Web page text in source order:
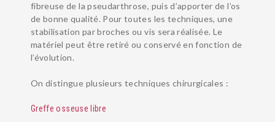
fibreuse de la pseudarthrose, puis d’apporter de l’os
de bonne qualité. Pour toutes les techniques, une
stabilisation par broches ou vis sera réalisée. Le
matériel peut être retiré ou conservé en fonction de
l’évolution.
On distingue plusieurs techniques chirurgicales :
Greffe osseuse libre